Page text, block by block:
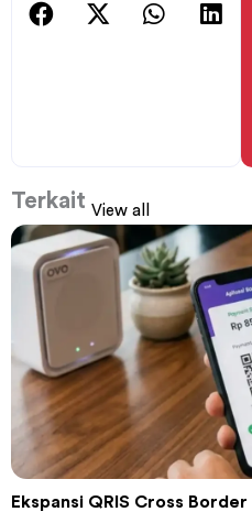
Terkait View all
Ekspansi QRIS Cross